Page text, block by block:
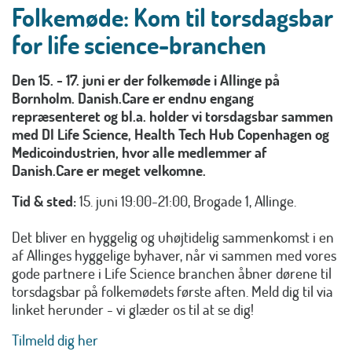
Folkemøde: Kom til torsdagsbar
for life science-branchen
Den 15. - 17. juni er der folkemøde i Allinge på
Bornholm. Danish.Care er endnu engang
repræsenteret og bl.a. holder vi torsdagsbar sammen
med DI Life Science, Health Tech Hub Copenhagen og
Medicoindustrien, hvor alle medlemmer af
Danish.Care er meget velkomne.
Tid & sted:15. juni 19:00-21:00, Brogade 1, Allinge.
Det bliver en hyggelig og uhøjtidelig sammenkomst i en
af Allinges hyggelige byhaver, når vi sammen med vores
gode partnere i Life Science branchen åbner dørene til
torsdagsbar på folkemødets første aften. Meld dig til via
linket herunder - vi glæder os til at se dig!
Tilmeld dig her